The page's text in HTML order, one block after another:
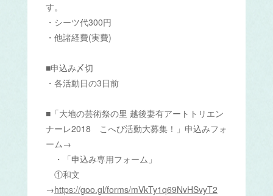
す。
・シーツ代300円
・他諸経費(実費)
■申込み〆切
・各活動日の3日前
■「大地の芸術祭の里 越後妻有アートトリエン
ナーレ2018 こへび活動大募集！」申込みフォ
ーム→
・「申込み専用フォーム」
①和文
→https://goo.gl/forms/mVkTy1q69NvHSvyT2